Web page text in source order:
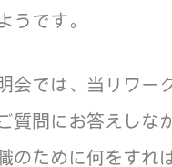
うです。
会では、当リワー
質問にお答えしな
のために何をすれ